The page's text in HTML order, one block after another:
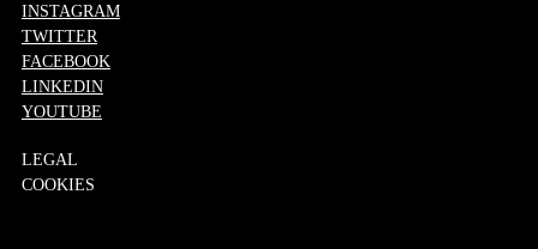
INSTAGRAM
TWITTER
FACEBOOK
LINKEDIN
YOUTUBE
LEGAL
COOKIES